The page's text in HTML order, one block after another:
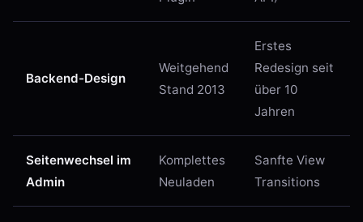
Backend-Design
Weitgehend
Stand 2013
Erstes
Redesign seit
über 10
Jahren
Seitenwechsel im
Admin
Komplettes
Neuladen
Sanfte View
Transitions